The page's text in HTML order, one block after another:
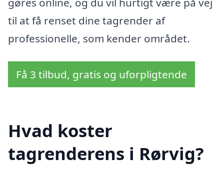
til at få renset dine tagrender af
professionelle, som kender området.
Få 3 tilbud, gratis og uforpligtende
Hvad koster
tagrenderens i Rørvig?